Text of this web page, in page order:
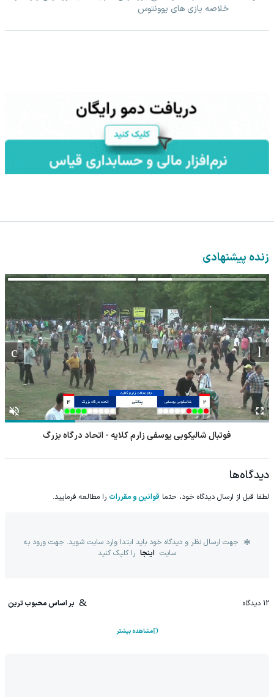
خلاصه بازی های یوونتوس
زنده پیشنهادی
فوتبال شالیکوبی یوسفی زارم کلایه - اتحاد درگاه بزرگ
دیدگاه‌ها
لطفا قبل از ارسال دیدگاه خود، حتما قوانین و مقررات را مطالعه فرمایید.
جهت ارسال نظر و دیدگاه خود باید ابتدا وارد سایت شوید. جهت ورود به
سایت اینجا را کلیک کنید
12 دیدگاه بر اساس محبوب ترین
مشاهده بیشتر